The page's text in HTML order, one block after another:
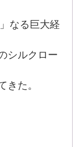
なる巨大経
シルクロー
きた。